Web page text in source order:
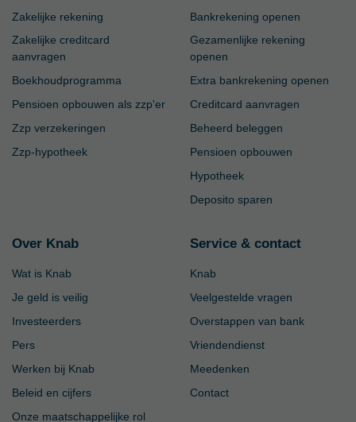
Zakelijke rekening
Zakelijke creditcard
aanvragen
Boekhoudprogramma
Pensioen opbouwen als zzp'er
Zzp verzekeringen
Zzp-hypotheek
Bankrekening openen
Gezamenlijke rekening
openen
Extra bankrekening openen
Creditcard aanvragen
Beheerd beleggen
Pensioen opbouwen
Hypotheek
Deposito sparen
Over Knab
Wat is Knab
Je geld is veilig
Investeerders
Pers
Werken bij Knab
Beleid en cijfers
Onze maatschappelijke rol
Service & contact
Knab
Veelgestelde vragen
Overstappen van bank
Vriendendienst
Meedenken
Contact